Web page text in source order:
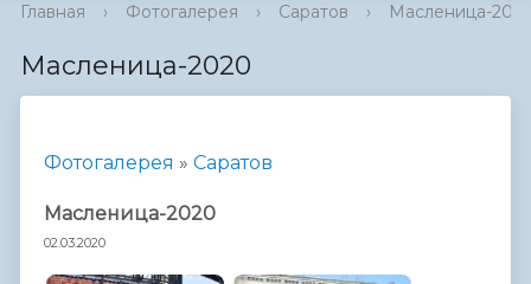
Главная › Фотогалерея › Саратов › Масленица-
Масленица-2020
Фотогалерея » Саратов
Масленица-2020
02.03.2020